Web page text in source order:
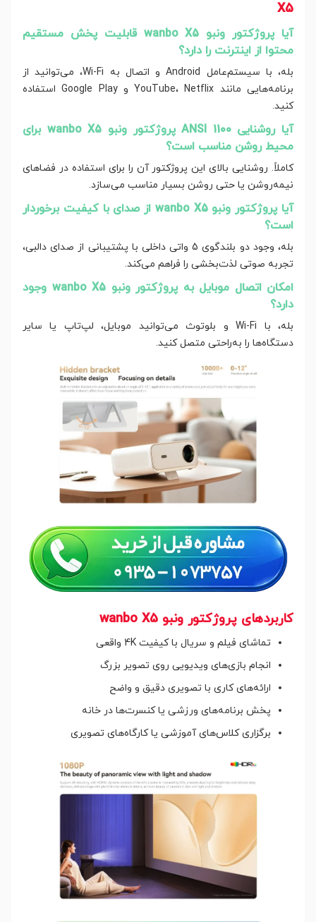
X5
آیا پروژکتور ونبو wanbo X5 قابلیت پخش مستقیم
محتوا از اینترنت را دارد؟
بله، با سیستم‌عامل Android و اتصال به Wi-Fi، می‌توانید از
برنامه‌هایی مانند YouTube، Netflix و Google Play استفاده
کنید.
آیا روشنایی 1100 ANSI پروژکتور ونبو wanbo X5 برای
محیط روشن مناسب است؟
کاملاً. روشنایی بالای این پروژکتور آن را برای استفاده در فضاهای
نیمه‌روشن یا حتی روشن بسیار مناسب می‌سازد.
آیا پروژکتور ونبو wanbo X5 از صدای با کیفیت برخوردار
است؟
بله، وجود دو بلندگوی 5 واتی داخلی با پشتیبانی از صدای دالبی،
تجربه صوتی لذت‌بخشی را فراهم می‌کند.
امکان اتصال موبایل به پروژکتور ونبو wanbo X5 وجود
دارد؟
بله، با Wi-Fi و بلوتوث می‌توانید موبایل، لپ‌تاپ یا سایر
دستگاه‌ها را به‌راحتی متصل کنید.
کاربردهای پروژکتور ونبو wanbo X5
تماشای فیلم و سریال با کیفیت 4K واقعی
انجام بازی‌های ویدیویی روی تصویر بزرگ
ارائه‌های کاری با تصویری دقیق و واضح
پخش برنامه‌های ورزشی یا کنسرت‌ها در خانه
برگزاری کلاس‌های آموزشی یا کارگاه‌های تصویری